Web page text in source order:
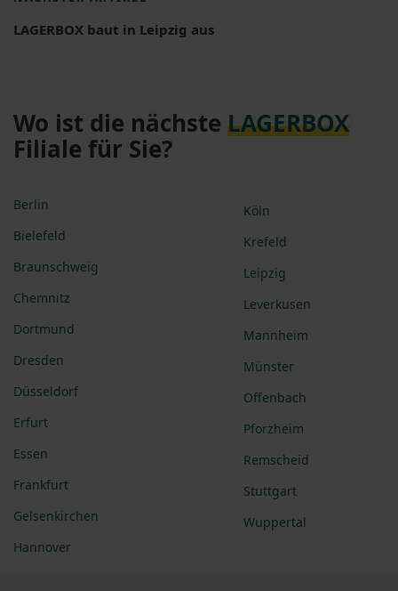
LAGERBOX baut in Leipzig aus
Wo ist die nächste LAGERBOX
Filiale für Sie?
Berlin
Bielefeld
Braunschweig
Chemnitz
Dortmund
Dresden
Düsseldorf
Erfurt
Essen
Frankfurt
Gelsenkirchen
Hannover
Köln
Krefeld
Leipzig
Leverkusen
Mannheim
Münster
Offenbach
Pforzheim
Remscheid
Stuttgart
Wuppertal